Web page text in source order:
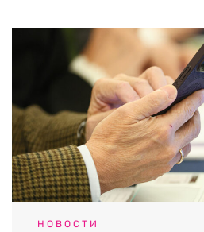
НОВОСТИ